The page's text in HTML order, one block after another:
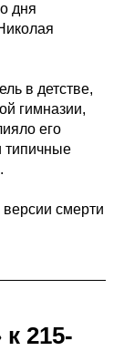
дня
в детстве,
гимназии,
его
типичные
версии смерти
215-